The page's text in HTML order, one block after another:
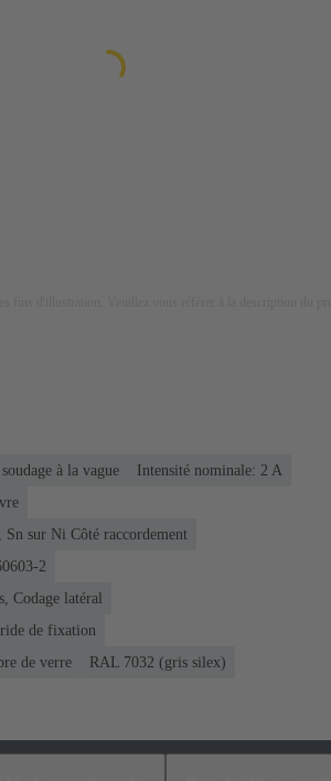
à la vague
Intensité nominale: ‌2 A
sur Ni Côté raccordement
2
Codage latéral
de fixation
de verre
RAL 7032 (gris silex)